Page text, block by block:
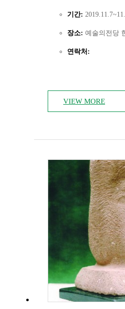
기간:
장소: 예술의전당
연락처:
VIEW MORE